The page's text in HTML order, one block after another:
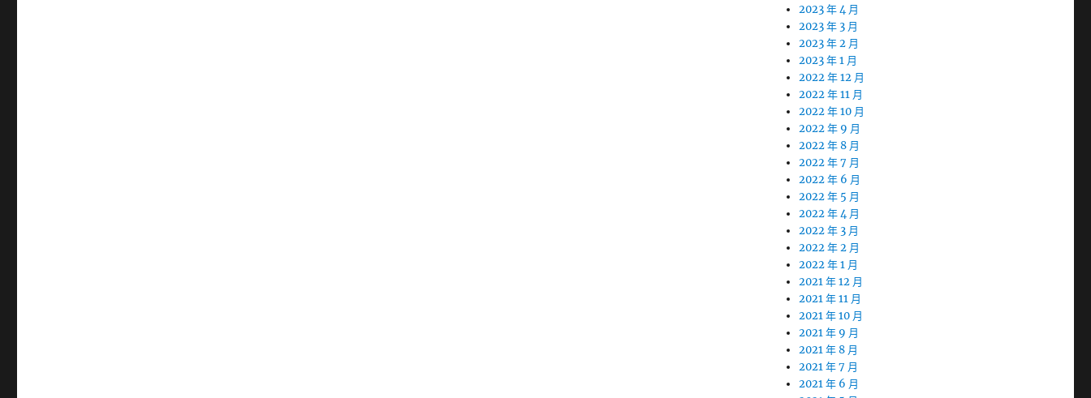
2023 年 4 月
2023 年 3 月
2023 年 2 月
2023 年 1 月
2022 年 12 月
2022 年 11 月
2022 年 10 月
2022 年 9 月
2022 年 8 月
2022 年 7 月
2022 年 6 月
2022 年 5 月
2022 年 4 月
2022 年 3 月
2022 年 2 月
2022 年 1 月
2021 年 12 月
2021 年 11 月
2021 年 10 月
2021 年 9 月
2021 年 8 月
2021 年 7 月
2021 年 6 月